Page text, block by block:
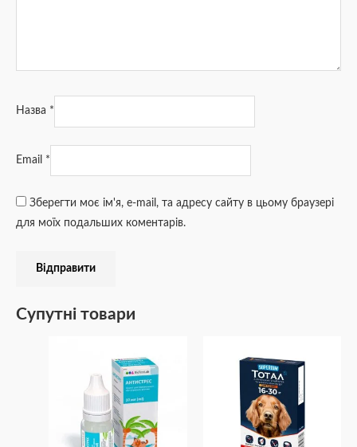
Назва *
Email *
Зберегти моє ім'я, e-mail, та адресу сайту в цьому браузері
для моїх подальших коментарів.
Супутні товари